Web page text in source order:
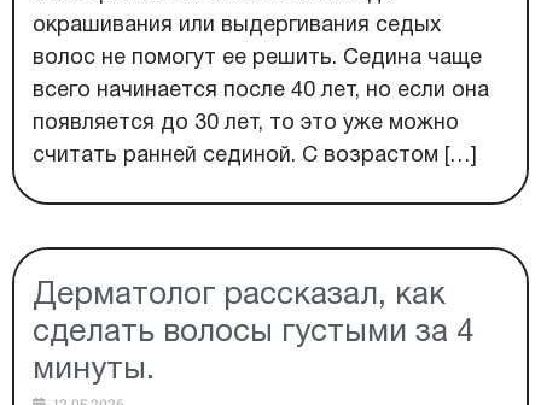
окрашивания или выдергивания седых
волос не помогут ее решить. Седина чаще
всего начинается после 40 лет, но если она
появляется до 30 лет, то это уже можно
считать ранней сединой. С возрастом […]
Дерматолог рассказал, как
сделать волосы густыми за 4
минуты.